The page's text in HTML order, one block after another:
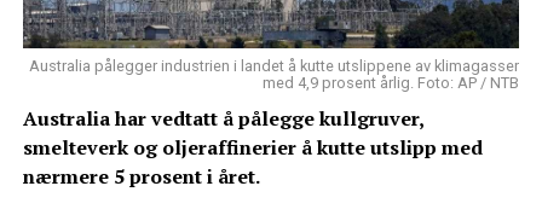
Australia pålegger industrien i landet å kutte utslippene av klimagasser
med 4,9 prosent årlig. Foto: AP / NTB
Australia har vedtatt å pålegge kullgruver,
smelteverk og oljeraffinerier å kutte utslipp med
nærmere 5 prosent i året.